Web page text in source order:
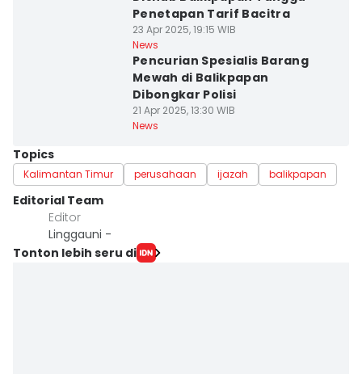
Penetapan Tarif Bacitra
23 Apr 2025, 19:15 WIB
News
Pencurian Spesialis Barang
Mewah di Balikpapan
Dibongkar Polisi
21 Apr 2025, 13:30 WIB
News
Topics
Kalimantan Timur perusahaan ijazah balikpapan
Editorial Team
Editor
Linggauni -
Tonton lebih seru di